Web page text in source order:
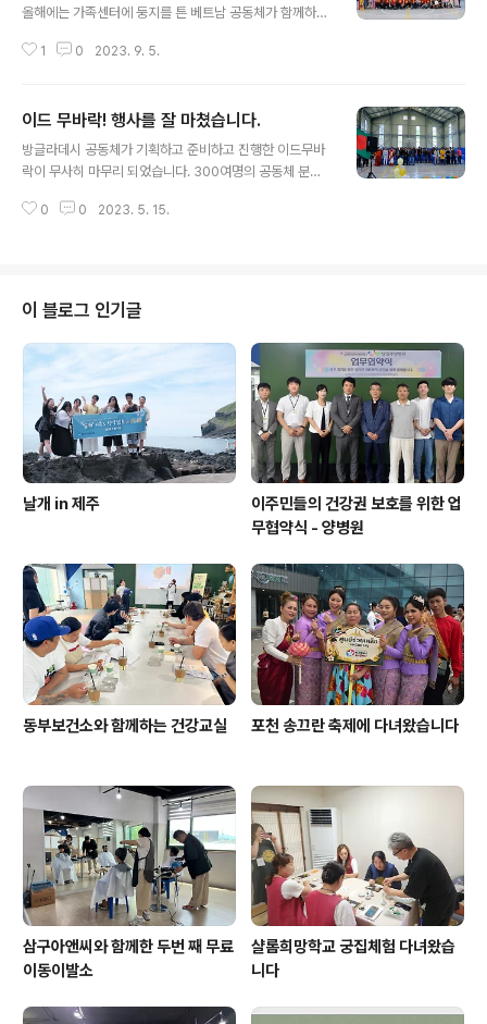
올해에는 가족센터에 둥지를 튼 베트남 공동체가 함께하여
의 독립기념일을 축하할 수 있었습니다. 같은 식민의 아픔
하는 두 나라가 함께 행복하게 잘 살아갈 수 있는 세상을 이
끌어가는 동반자가 되길 소망해봅니다. 다시한 번 베트남
독립기념의 뜻 을 되새기며, 행사에 함께 해주신 많은 분들
러분께 감사의 인사를 전합니다.
1 0 2023. 9. 5.
이드 무바락! 행사를 잘 마쳤습니다.
방글라데시 공동체가 기획하고 준비하고 진행한 이드무바
락이 무사히 마무리 되었습니다. 300여명의 공동체 분들
서로 간의 결속을 다지는 기회가 되었습니다. "이드 무바락
누는 나눔의 의미도 함께 있습니다. 이드 무바락의 의미는
어쩌면 공동체가 가지고 있는 정신과도 맞닿아 있습니다.
방글라데시 공동체가 더 많은 사람들과 함께 성장할 수 있
기를 기원하며, 이번 행사를 잘 준비하고 진행해준 공동체
여러분께 감사의 인사를 전합니다! '이드 무바락!!!!!!'
0 0 2023. 5. 15.
이 블로그 인기글
날개 in 제주
이주민들의 건강권 보호를 위한 업
무협약식 - 양병원
동부보건소와 함께하는 건강교실 포천 송끄란 축제에 다녀왔습니다
삼구아앤씨와 함께한 두번 째 무료
이동이발소
샬롬희망학교 궁집체험 다녀왔습
니다